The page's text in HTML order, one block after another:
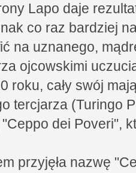
Lapo daje
co raz bardziej
na uznanego,
ojcowskimi
roku, cały swój
tercjarza (Turingo
dei Poveri",
przyjęła nazwę